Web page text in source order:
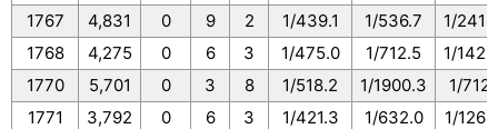
1767
4,831 0 9 2 1/439.1 1/536.7
1/
1768
4,275 0 6 3 1/475.0 1/712.5
1/
1770
5,701 0 3 8 1/518.2 1/1900.3
1/
1771
3,792 0 6 3 1/421.3 1/632.0
1/